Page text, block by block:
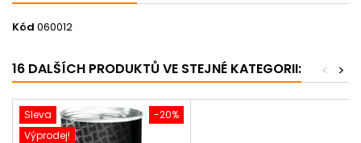
Kód 060012
16 DALŠÍCH PRODUKTŮ VE STEJNÉ KATEGORII: >
<
-20%
Sleva
Výprodej!